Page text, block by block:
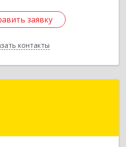
заявку
контакты
заявку
Назад